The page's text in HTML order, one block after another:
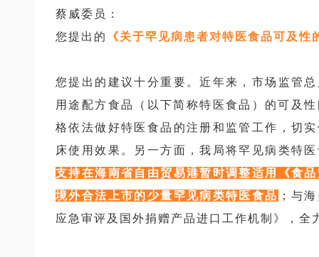
蔡威委员：
您提出的
《关于罕见病患者对特医食品可及性
您提出的建议十分重要。近年来，市场监管
用途配方食品（以下简称特医食品）的可及
格依法做好特医食品的注册和监管工作，切
床使用效果。另一方面，我局将罕见病类特
支持在海南省自由贸易港暂时调整适用《食
境外合法上市的少量罕见病类特医食品 ；与
应急审评及国外捐赠产品进口工作机制》，全